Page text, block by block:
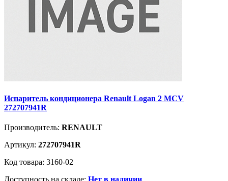
Испаритель кондиционера Renault Logan 2 MCV
272707941R
Производитель: RENAULT
Артикул: 272707941R
Код товара: 3160-02